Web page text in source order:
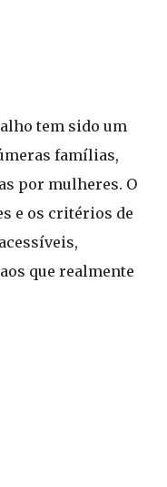
tem sido um
famílias,
por mulheres. O
e os critérios de
que realmente